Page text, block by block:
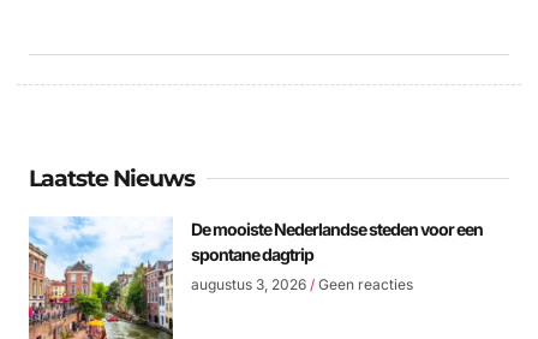
Laatste Nieuws
De mooiste Nederlandse steden voor een
spontane dagtrip
augustus 3, 2026 Geen reacties